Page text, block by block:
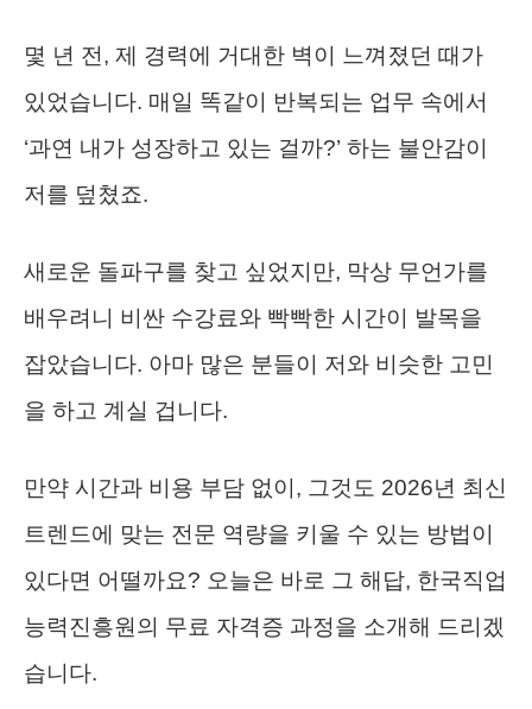
몇 년 전, 제 경력에 거대한 벽이 느껴졌던 때가
있었습니다. 매일 똑같이 반복되는 업무 속에서
‘과연 내가 성장하고 있는 걸까?’ 하는 불안감이
저를 덮쳤죠.
새로운 돌파구를 찾고 싶었지만, 막상 무언가를
배우려니 비싼 수강료와 빡빡한 시간이 발목을
잡았습니다. 아마 많은 분들이 저와 비슷한 고민
을 하고 계실 겁니다.
만약 시간과 비용 부담 없이, 그것도 2026년 최신
트렌드에 맞는 전문 역량을 키울 수 있는 방법이
있다면 어떨까요? 오늘은 바로 그 해답, 한국직업
능력진흥원의 무료 자격증 과정을 소개해 드리겠
습니다.